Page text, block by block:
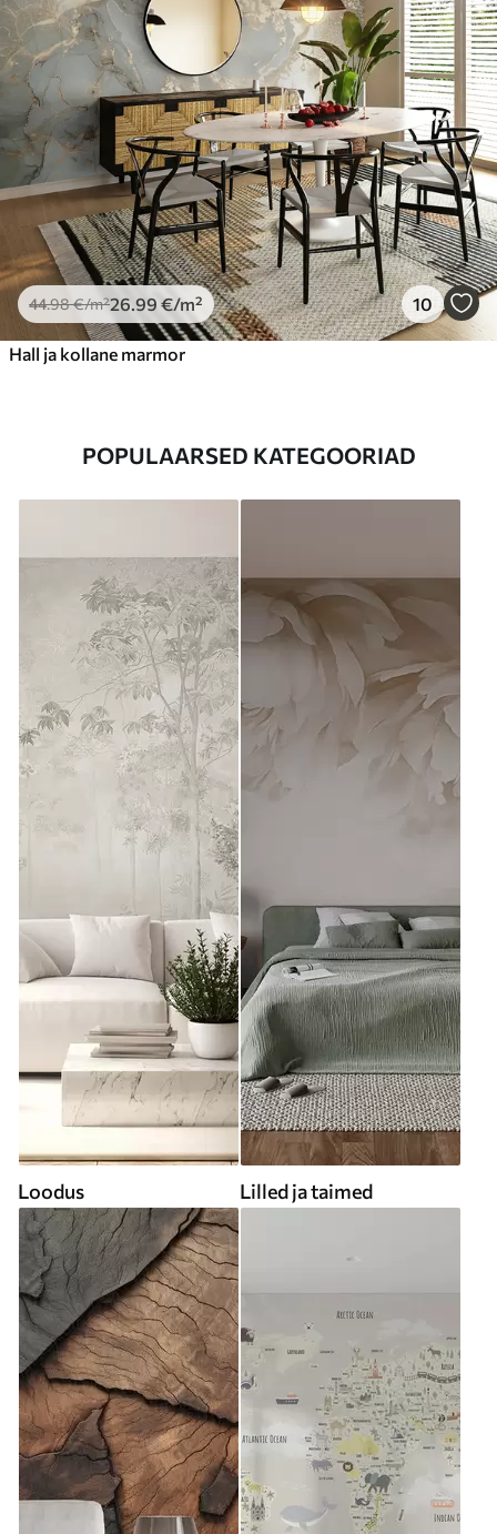
44.98€/m²26.99 €/m² 10
Hall ja kollane marmor
POPULAARSED KATEGOORIAD
Loodus Lilled ja taimed